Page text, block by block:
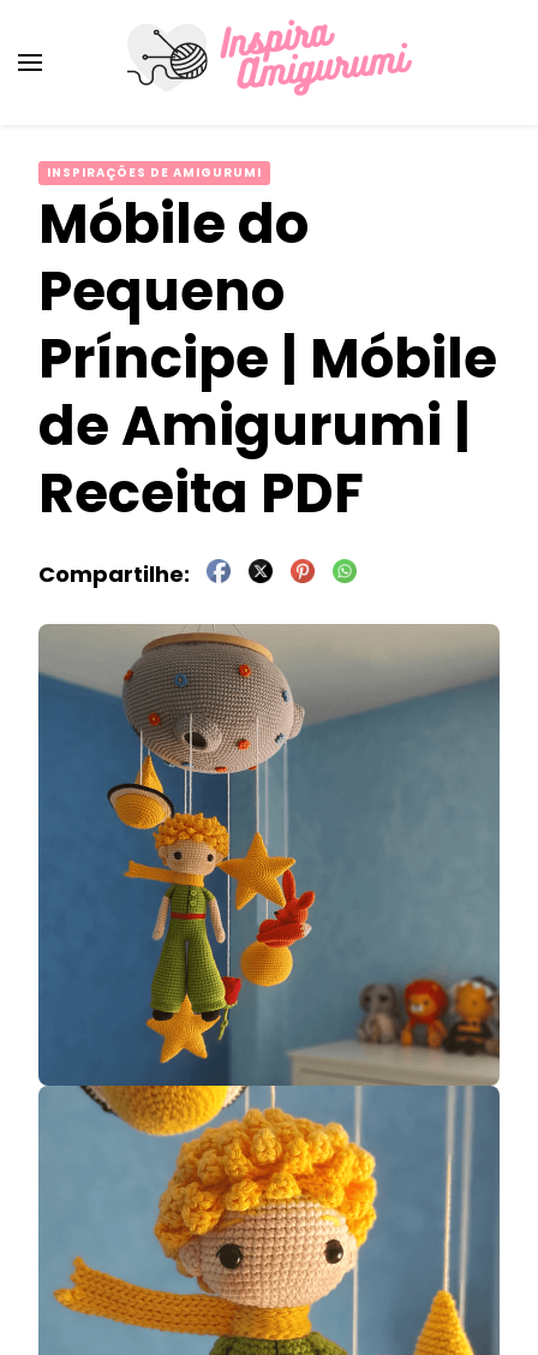
INSPIRAÇÕES DE AMIGURUMI
Móbile do
Pequeno
Príncipe | Móbile
de Amigurumi |
Receita PDF